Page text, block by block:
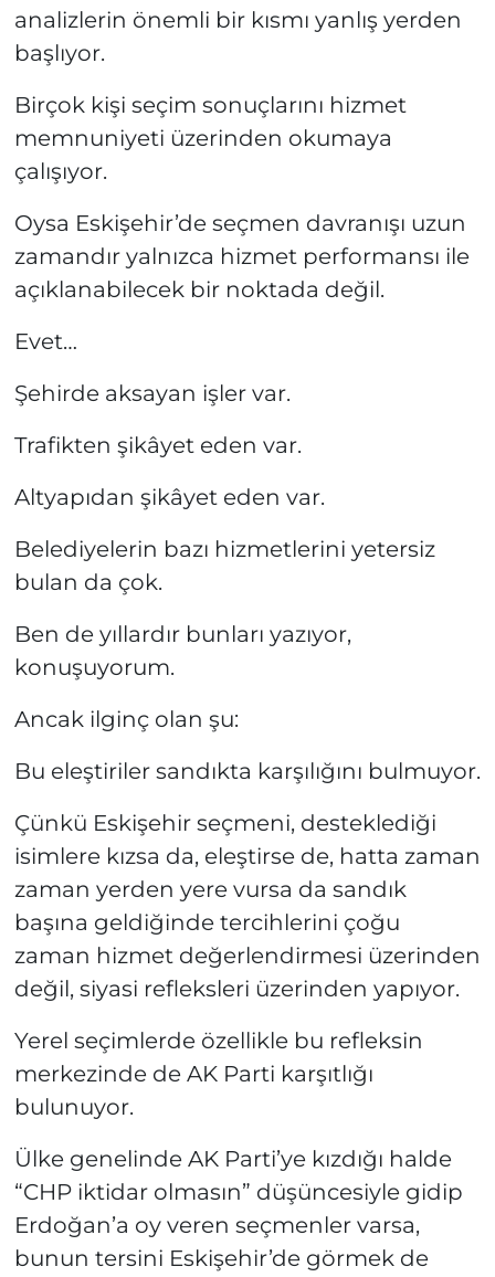
analizlerin önemli bir kısmı yanlış yerden
başlıyor.
Birçok kişi seçim sonuçlarını hizmet
memnuniyeti üzerinden okumaya
çalışıyor.
Oysa Eskişehir’de seçmen davranışı uzun
zamandır yalnızca hizmet performansı ile
açıklanabilecek bir noktada değil.
Evet…
Şehirde aksayan işler var.
Trafikten şikâyet eden var.
Altyapıdan şikâyet eden var.
Belediyelerin bazı hizmetlerini yetersiz
bulan da çok.
Ben de yıllardır bunları yazıyor,
konuşuyorum.
Ancak ilginç olan şu:
Bu eleştiriler sandıkta karşılığını bulmuyor.
Çünkü Eskişehir seçmeni, desteklediği
isimlere kızsa da, eleştirse de, hatta zaman
zaman yerden yere vursa da sandık
başına geldiğinde tercihlerini çoğu
zaman hizmet değerlendirmesi üzerinden
değil, siyasi refleksleri üzerinden yapıyor.
Yerel seçimlerde özellikle bu refleksin
merkezinde de AK Parti karşıtlığı
bulunuyor.
Ülke genelinde AK Parti’ye kızdığı halde
“CHP iktidar olmasın” düşüncesiyle gidip
Erdoğan’a oy veren seçmenler varsa,
bunun tersini Eskişehir’de görmek de